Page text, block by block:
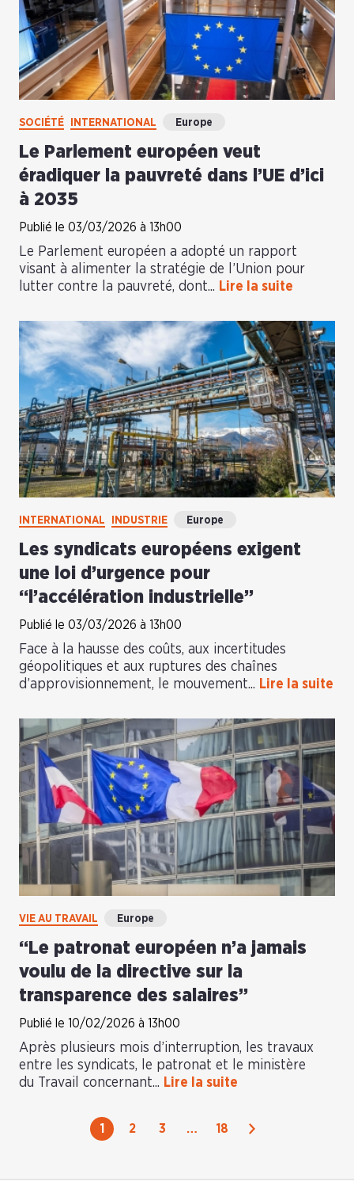
SOCIÉTÉ INTERNATIONAL Europe
Le Parlement européen veut
éradiquer la pauvreté dans l’UE d’ici
à 2035
Publié le 03/03/2026 à 13h00
Le Parlement européen a adopté un rapport
visant à alimenter la stratégie de l’Union pour
lutter contre la pauvreté, dont... Lire la suite
INTERNATIONAL INDUSTRIE Europe
Les syndicats européens exigent
une loi d’urgence pour
“l’accélération industrielle”
Publié le 03/03/2026 à 13h00
Face à la hausse des coûts, aux incertitudes
géopolitiques et aux ruptures des chaînes
d’approvisionnement, le mouvement... Lire la suite
VIE AU TRAVAIL Europe
“Le patronat européen n’a jamais
voulu de la directive sur la
transparence des salaires”
Publié le 10/02/2026 à 13h00
Après plusieurs mois d’interruption, les travaux
entre les syndicats, le patronat et le ministère
du Travail concernant... Lire la suite
1 2 3 … 18 Suivant